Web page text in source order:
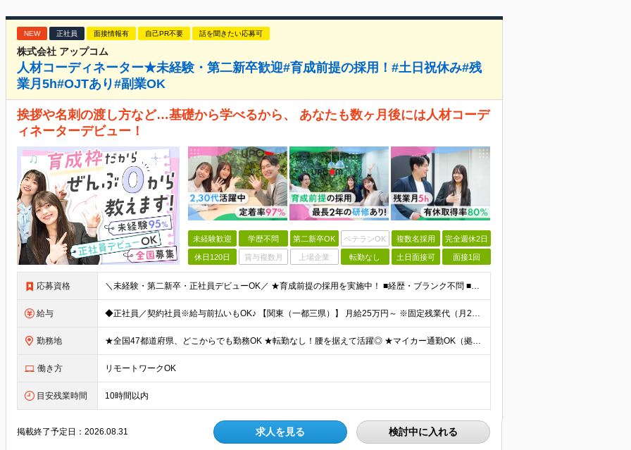
NEW 正社員 面接情報有 自己PR不要 話を聞きたい応募可
株式会社 アップコム
人材コーディネーター★未経験・第二新卒歓迎#育成前提の採用！#土日祝休み#残
業月5h#OJTあり#副業OK
挨拶や名刺の渡し方など…基礎から学べるから、 あなたも数ヶ月後には人材コーデ
ィネーターデビュー！
未経験歓迎 学歴不問 第二新卒OK ベテランOK 複数名採用 完全週休2日
休日120日 賞与複数月 上場企業 転勤なし 土日面接可 面接1回
応募資格 ＼未経験・第二新卒・正社員デビューOK／ ★育成前提の採用を実施中！ ■経歴・ブランク不問 ■学歴不問 ≪≪特別なスキルや経験は必要なし！≫≫ 当社では人柄重視の採用を実施しています。 働く先輩社員
給与 ◆正社員／契約社員※給与前払いもOK♪ 【関東（一都三県）】 月給25万円～ ※固定残業代（月20時間分／月3万2383円）を含む。超過分は別途支給。 ※試用期間中の給与は月給23万円～ 【関東（北
勤務地 ★全国47都道府県、どこからでも勤務OK ★転勤なし！腰を据えて活躍◎ ★マイカー通勤OK（拠点による） ★業務に慣れたら、ゆくゆくはリモート併用やフルリモートも可能 全国のお客様先にて勤務していた
働き方 リモートワークOK
目安残業時間 10時間以内
掲載終了予定日：2026.08.31 求人を見る 検討中に入れる